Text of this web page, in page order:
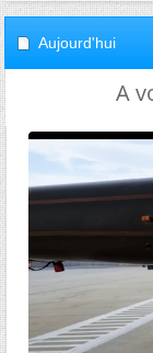
Aujourd'hui
A